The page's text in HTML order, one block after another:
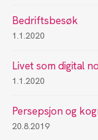
Bedriftsbesøk
1.1.2020
Livet som digital
1.1.2020
Persepsjon og
20.8.2019